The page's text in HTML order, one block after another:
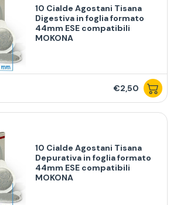
10 Cialde Agostani Tisana
Digestiva in foglia formato
44mm ESE compatibili
MOKONA
€2,50
10 Cialde Agostani Tisana
Depurativa in foglia formato
44mm ESE compatibili
MOKONA